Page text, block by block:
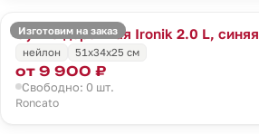
Изготовим на заказ
Сумка дорожная Ironik 2.0 L, синяя
нейлон
51x34x25 см
от 9 900 ₽
Свободно: 0 шт.
Roncato